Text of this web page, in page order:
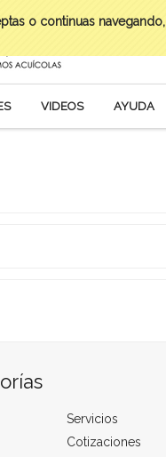
o continuas navegando,
VIDEOS AYUDA
Servicios
Cotizaciones